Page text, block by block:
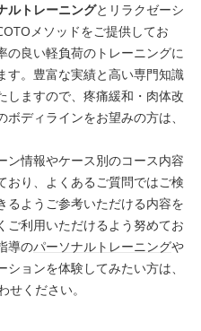
ルトレーニングとリラクゼーシ
メソッドをご提供してお
の良い軽負荷のトレーニングに
す。豊富な実績と高い専門知識
しますので、疼痛緩和・肉体改
ディラインをお望みの方は、
ン情報やケース別のコース内容
おり、よくあるご質問ではご検
るようご参考いただける内容を
ご利用いただけるよう努めてお
導のパーソナルトレーニングや
ョンを体験してみたい方は、
せください。